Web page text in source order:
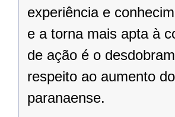
experiência e
e a torna mais apta à
de ação é o
respeito ao aumento
paranaense.